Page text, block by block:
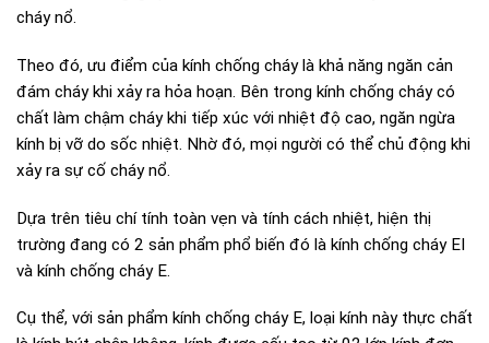
cháy nổ.
Theo đó, ưu điểm của kính chống cháy là khả năng ngăn cản
đám cháy khi xảy ra hỏa hoạn. Bên trong kính chống cháy có
chất làm chậm cháy khi tiếp xúc với nhiệt độ cao, ngăn ngừa
kính bị vỡ do sốc nhiệt. Nhờ đó, mọi người có thể chủ động khi
xảy ra sự cố cháy nổ.
Dựa trên tiêu chí tính toàn vẹn và tính cách nhiệt, hiện thị
trường đang có 2 sản phẩm phổ biến đó là kính chống cháy EI
và kính chống cháy E.
Cụ thể, với sản phẩm kính chống cháy E, loại kính này thực chất